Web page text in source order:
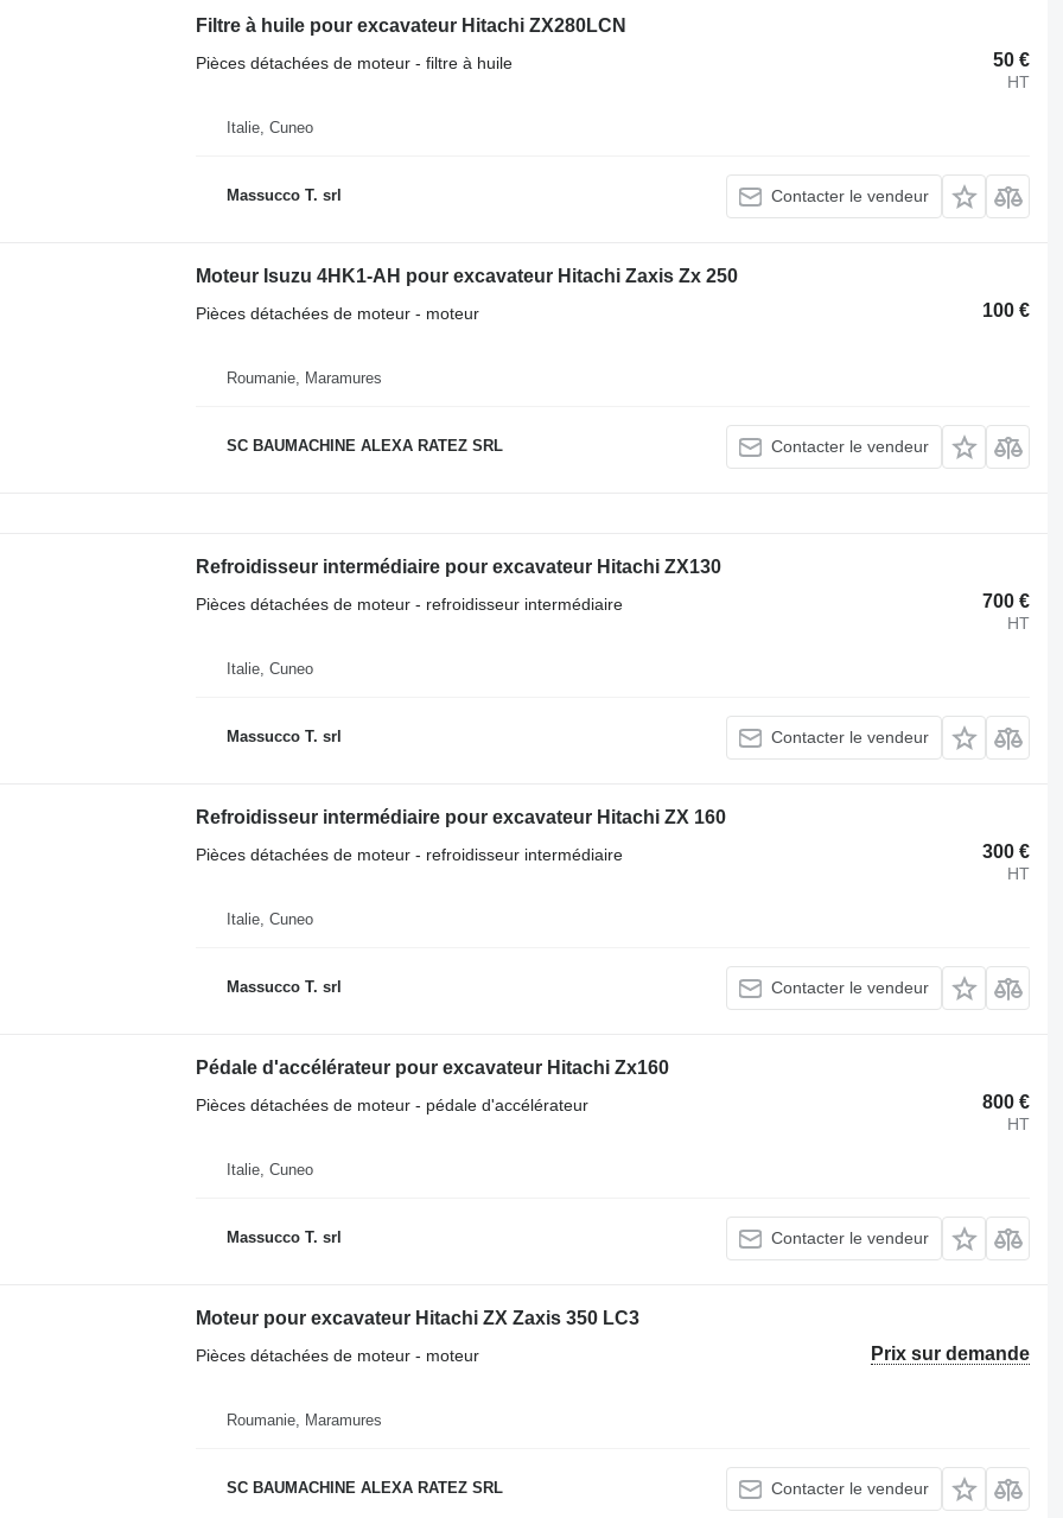
Filtre à huile pour excavateur Hitachi ZX280LCN
50 €
HT
Pièces détachées de moteur - filtre à huile
Italie, Cuneo
Massucco T. srl Contacter le vendeur
Moteur Isuzu 4HK1-AH pour excavateur Hitachi Zaxis Zx 250
100 €
Pièces détachées de moteur - moteur
Roumanie, Maramures
SC BAUMACHINE ALEXA RATEZ SRL Contacter le vendeur
Refroidisseur intermédiaire pour excavateur Hitachi ZX130
700 €
HT
Pièces détachées de moteur - refroidisseur intermédiaire
Italie, Cuneo
Massucco T. srl Contacter le vendeur
Refroidisseur intermédiaire pour excavateur Hitachi ZX 160
300 €
HT
Pièces détachées de moteur - refroidisseur intermédiaire
Italie, Cuneo
Massucco T. srl Contacter le vendeur
Pédale d'accélérateur pour excavateur Hitachi Zx160
800 €
HT
Pièces détachées de moteur - pédale d'accélérateur
Italie, Cuneo
Massucco T. srl Contacter le vendeur
Moteur pour excavateur Hitachi ZX Zaxis 350 LC3
Prix sur demande
Pièces détachées de moteur - moteur
Roumanie, Maramures
SC BAUMACHINE ALEXA RATEZ SRL Contacter le vendeur